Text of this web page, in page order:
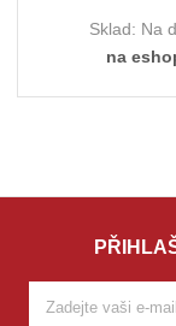
Sklad: Na
na